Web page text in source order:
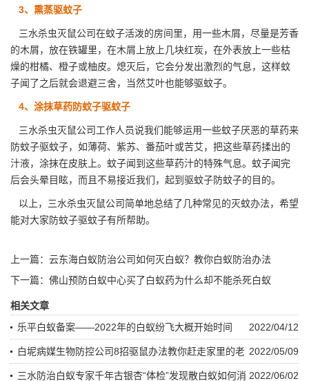
3、熏蒸驱蚊子
三水杀虫灭鼠公司在蚊子活泼的房间里，用一些木屑，尽量是芳香
的木屑，放在铁罐里，在木屑上放上几块红炭，在外表放上一些枯
燥的柑橘、橙子或柚皮。熄灭后，它会分发出激烈的气息，这样蚊
子闻了之后就会退避三舍，当然艾叶也能够驱蚊子。
4、涂抹草药防蚊子驱蚊子
三水杀虫灭鼠公司工作人员说我们能够运用一些蚊子厌恶的草药来
防蚊子驱蚊子，如薄荷、紫苏、 番茄叶或苦艾，把这些草药揉出的
汁液，涂抹在皮肤上。蚊子闻到这些草药汁的特殊气息。蚊子闻完
后会头晕目眩，而且不易接近我们，起到驱蚊子防蚊子的目的。
以上，三水杀虫灭鼠公司简单地总结了几种常见的灭蚊办法，希望
能对大家防蚊子驱蚊子有所帮助。
上一篇： 云东海白蚁防治公司如何灭白蚁？教你白蚁防治办法
下一篇： 佛山预防白蚁中心买了白蚁药为什么却不能杀死白蚁
相关文章
2022/04/12
乐平白蚁备案——2022年的白蚁纷飞大概开始时间
2022/05/09
白坭病媒生物防控公司8招驱鼠办法教你赶走家里的老
鼠 2022/06/02
三水防治白蚁专家千年古银杏“体检”发现散白蚁如何消